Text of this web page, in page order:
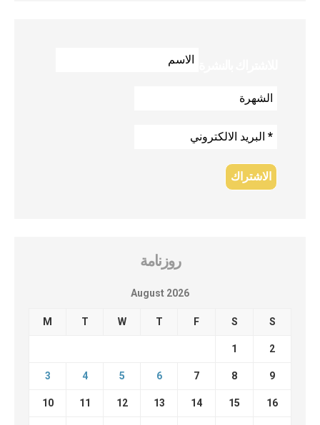
روزنامة
August 2026
M T W T F S S
1 2
3 4 5 6 7 8 9
10 11 12 13 14 15 16